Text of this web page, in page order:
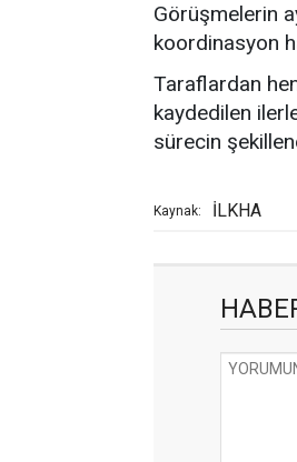
Görüşmelerin
koordinasyon
Taraflardan
kaydedilen
sürecin
Kaynak: İLKHA